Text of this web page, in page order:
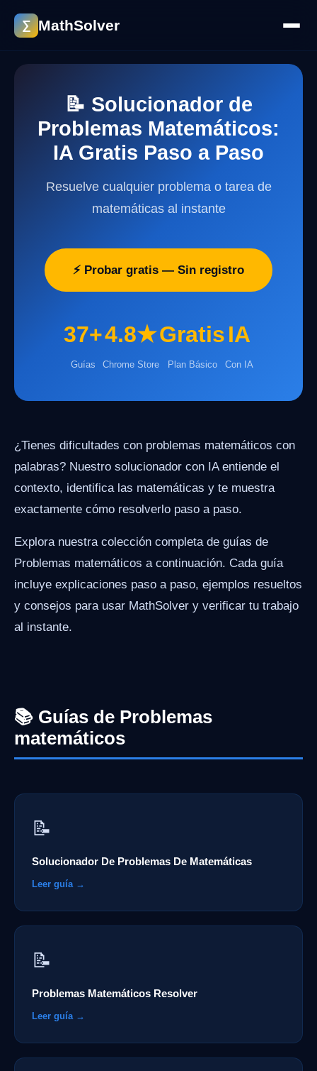
∑ MathSolver
📝 Solucionador de
Problemas Matemáticos:
IA Gratis Paso a Paso
Resuelve cualquier problema o tarea de
matemáticas al instante
⚡ Probar gratis — Sin registro
37+
Guías
4.8★
Chrome Store
Gratis
Plan Básico
IA
Con IA
¿Tienes dificultades con problemas matemáticos con
palabras? Nuestro solucionador con IA entiende el
contexto, identifica las matemáticas y te muestra
exactamente cómo resolverlo paso a paso.
Explora nuestra colección completa de guías de
Problemas matemáticos a continuación. Cada guía
incluye explicaciones paso a paso, ejemplos resueltos
y consejos para usar MathSolver y verificar tu trabajo
al instante.
📚 Guías de Problemas
matemáticos
📝
Solucionador De Problemas De Matemáticas
Leer guía →
📝
Problemas Matemáticos Resolver
Leer guía →